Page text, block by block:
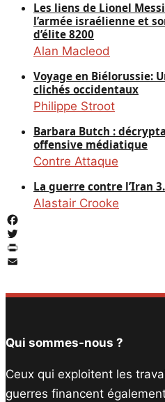
Les liens de Lionel
l’armée israélienne et
d’élite 8200
Alan Macleod
Voyage en Biélorussie:
clichés occidentaux
Philippe Stroot
Barbara Butch :
offensive médiatique
Contre Attaque
La guerre contre l’Iran
Alastair Crooke
Facebook
Twitter
PrintFriendly
Qui sommes-nous ?
Ceux qui exploitent les
guerres financent